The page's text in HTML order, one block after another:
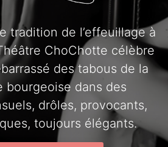
tradition de l’effeuillage à
ChoChotte célèbre
des tabous de la
bourgeoise dans des
drôles, provocants,
toujours élégants.